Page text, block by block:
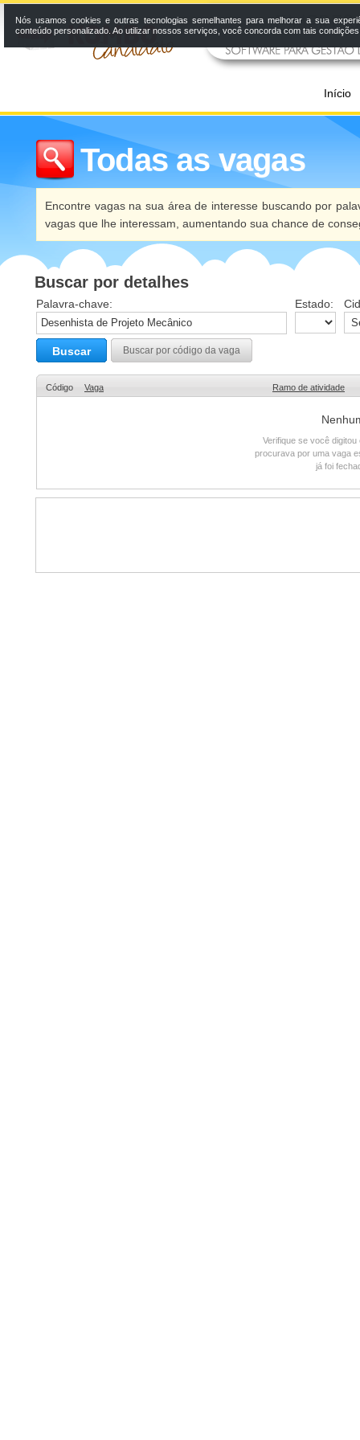
Início
Todas as vagas
Encontre vagas na sua área de interesse buscando por
vagas que lhe interessam, aumentando sua chance de
Buscar por detalhes
Palavra-chave: Estado:
Buscar Buscar por código da vaga
Código Vaga Ramo de atividade
Verifique se você
procurava por uma vaga
já foi
Nós usamos cookies e outras tecnologias semelhantes para melhorar a sua
conteúdo personalizado. Ao utilizar nossos serviços, você concorda com tais